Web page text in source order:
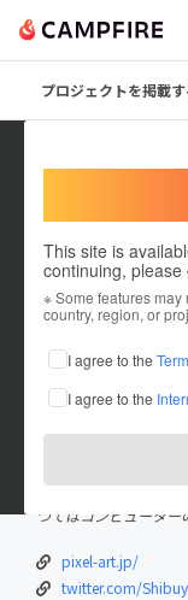
プロジェクトを掲載
This site is
continuing,
※ Some features
country, region, or
I agree to the
I agree to the
これまでに1回支援
在住国：日本 現在地
出身国：日本 出身地
「シブヤピクセルア
ントです。「BIT
つてはコンピューター
pixel-art.jp/
twitter.com/